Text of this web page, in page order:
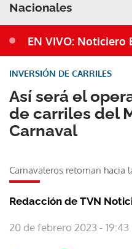
Nacionales
EN VIVO: Noticiero
Así será el
de carriles del
Carnaval
INVERSIÓN DE CARRILES
Carnavaleros retornan hacia
Redacción de TVN
20 de febrero 2023 - 19:43